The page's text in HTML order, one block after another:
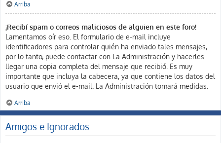
Arriba
¡Recibí spam o correos maliciosos de alguien en este foro!
Lamentamos oír eso. El formulario de e-mail incluye
identificadores para controlar quién ha enviado tales mensajes,
por lo tanto, puede contactar con La Administración y hacerles
llegar una copia completa del mensaje que recibió. Es muy
importante que incluya la cabecera, ya que contiene los datos del
usuario que envió el e-mail. La Administración tomará medidas.
Arriba
Amigos e Ignorados